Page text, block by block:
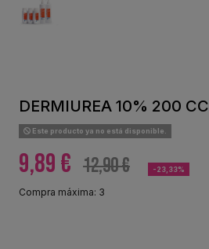
DERMIUREA 10% 200 CC
Este producto ya no está disponible.
9,89 € 12,90 € -23,33%
Compra máxima: 3